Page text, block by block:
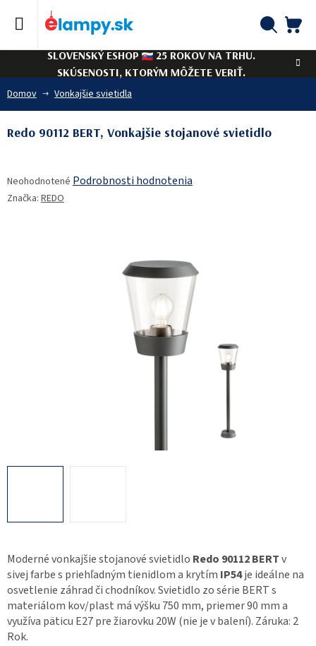
SLOVENSKÝ ESHOP
25 ROKOV NA TRHU.
SKÚSENOSTI, KTORÝM MÔŽETE VERIŤ.
Domov Vonkajšie svietidla
Moderné vonkajšie stojanové svietidlo Redo 90112 BERTv
sivej farbe s priehľadným tienidlom a krytím IP54je ideálne na
osvetlenie záhrad či chodníkov. Svietidlo zo série BERT s
materiálom kov/plast má výšku 750 mm, priemer 90 mm a
využíva päticu E27 pre žiarovku 20W (nie je v balení). Záruka: 2
Rok.
Redo 90112 BERT, Vonkajšie stojanové svietidlo
hodnotenie
produktu
Neohodnotené Podrobnosti hodnotenia
Značka: REDO